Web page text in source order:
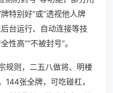
特别好”或“透视他人牌
台运行、自动连接等技
性高”“不被封号”。
规则，二五八做将、明楼
144张全牌，可吃碰杠，